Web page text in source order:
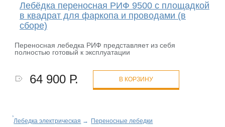
Лебёдка переносная РИФ 9500 c площадкой
в квадрат для фаркопа и проводами (в
сборе)
Переносная лебедка РИФ представляет из себя
полностью готовый к эксплуатации
64 900 Р. В КОРЗИНУ
Лебедка электрическая → Переносные лебедки